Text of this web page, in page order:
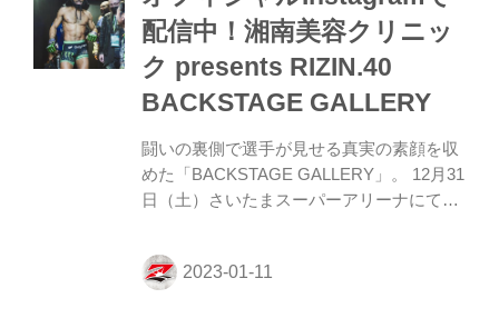
ドッドソン ジョン・ドッドソン4 所英男3
第6試合／平本蓮 vs. 梅野源治（X） 平本蓮
5 第5試合／元谷友貴 vs. ホジェリオ・ボン
トリン 元谷友貴3 ホ...
配信中！湘南美容クリニッ
ク presents RIZIN.40
BACKSTAGE GALLERY
闘いの裏側で選手が見せる真実の素顔を収
めた「BACKSTAGE GALLERY」。 12月31
日（土）さいたまスーパーアリーナにて開
RIZIN.40のバックステージフォトが、
RIZIN FFオフィシャルinstagramでデイリー